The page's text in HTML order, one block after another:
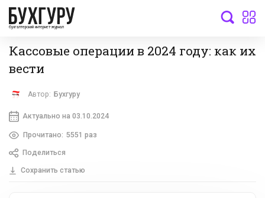
бухгалтерский интернет-журнал
Кассовые операции в 2024 году: как их
вести
Автор: Бухгуру
Актуально на 03.10.2024
Прочитано: 5551 раз
Поделиться
Сохранить статью